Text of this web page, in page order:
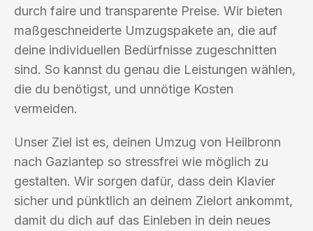
durch faire und transparente Preise. Wir bieten
maßgeschneiderte Umzugspakete an, die auf
deine individuellen Bedürfnisse zugeschnitten
sind. So kannst du genau die Leistungen wählen,
die du benötigst, und unnötige Kosten
vermeiden.
Unser Ziel ist es, deinen Umzug von Heilbronn
nach Gaziantep so stressfrei wie möglich zu
gestalten. Wir sorgen dafür, dass dein Klavier
sicher und pünktlich an deinem Zielort ankommt,
damit du dich auf das Einleben in dein neues